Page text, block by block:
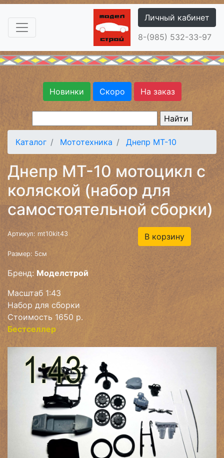
Личный кабинет
8-(985) 532-33-97
Новинки Скоро На заказ
Каталог Мототехника Днепр МТ-10
Днепр МТ-10 мотоцикл с
коляской (набор для
самостоятельной сборки)
Артикул: mt10kit43
Размер: 5см
Бренд: Моделстрой
Масштаб 1:43
Набор для сборки
Стоимость 1650 р.
Бестселлер
В корзину